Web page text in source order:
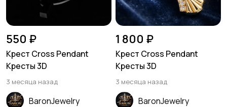
550 ₽
Крест Cross Pendant
Кресты 3D
3 месяца назад
BaronJewelry
1 800 ₽
Крест Cross Pendant
Кресты 3D
3 месяца назад
BaronJewelry